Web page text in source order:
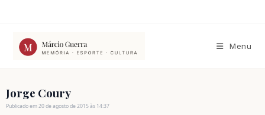
conteúdo
Menu
Jorge Coury
Publicado em 20 de agosto de 2015 às 14:37